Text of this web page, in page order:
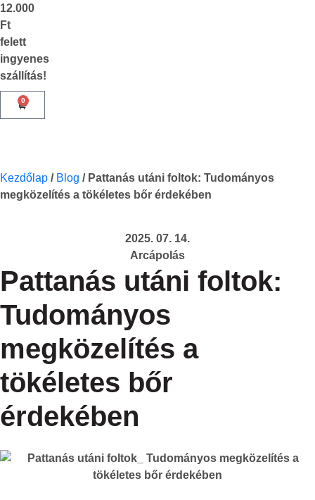
12.000
Ft
felett
ingyenes
szállítás!
0
Kezdőlap / Blog / Pattanás utáni foltok: Tudományos
megközelítés a tökéletes bőr érdekében
2025. 07. 14.
Arcápolás
Pattanás utáni foltok:
Tudományos
megközelítés a
tökéletes bőr
érdekében